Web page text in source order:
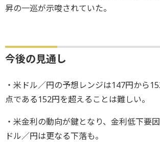
昇の一巡が示唆されていた。
今後の見通し
・米ドル／円の予想レンジは147円から
点である152円を超えることは難しい。
・米金利の動向が鍵となり、金利低下要
ドル／円は更なる下落も。